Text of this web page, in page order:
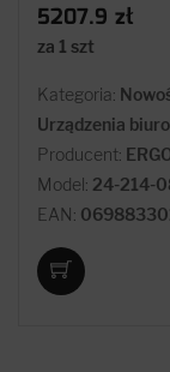
5207.9 zł
za 1 szt
Kategoria:
Urządzenia
Producent:
Model: 24-214-
EAN: